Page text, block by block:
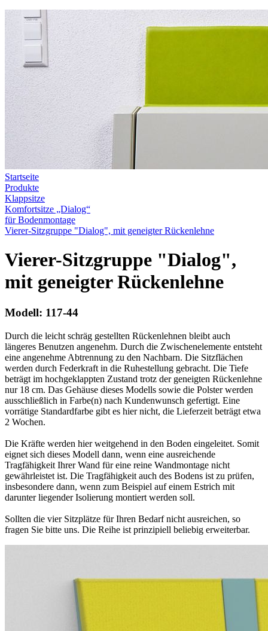
Startseite
Produkte
Klappsitze
Komfortsitze „Dialog“
für Bodenmontage
Vierer-Sitzgruppe "Dialog", mit geneigter Rückenlehne
Vierer-Sitzgruppe "Dialog",
mit geneigter Rückenlehne
Modell: 117-44
Durch die leicht schräg gestellten Rückenlehnen bleibt auch
längeres Benutzen angenehm. Durch die Zwischenelemente entsteht
eine angenehme Abtrennung zu den Nachbarn. Die Sitzflächen
werden durch Federkraft in die Ruhestellung gebracht. Die Tiefe
beträgt im hochgeklappten Zustand trotz der geneigten Rückenlehne
nur 18 cm. Das Gehäuse dieses Modells sowie die Polster werden
ausschließlich in Farbe(n) nach Kundenwunsch gefertigt. Eine
vorrätige Standardfarbe gibt es hier nicht, die Lieferzeit beträgt etwa
2 Wochen.
Die Kräfte werden hier weitgehend in den Boden eingeleitet. Somit
eignet sich dieses Modell dann, wenn eine ausreichende
Tragfähigkeit Ihrer Wand für eine reine Wandmontage nicht
gewährleistet ist. Die Tragfähigkeit auch des Bodens ist zu prüfen,
insbesondere dann, wenn zum Beispiel auf einem Estrich mit
darunter liegender Isolierung montiert werden soll.
Sollten die vier Sitzplätze für Ihren Bedarf nicht ausreichen, so
fragen Sie bitte uns. Die Reihe ist prinzipiell beliebig erweiterbar.